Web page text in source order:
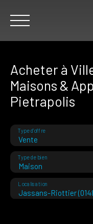
ACHETER VENDRE
ESTIMER
Acheter à
Maisons &
Pietrapolis
Vente
Type d'offre
Maison
Type de bien
Jassans-Riottier
Localisation